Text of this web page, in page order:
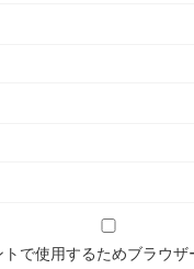
で使用するためブラウザ